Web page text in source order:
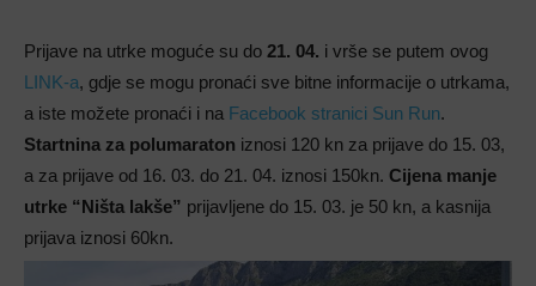
Prijave na utrke moguće su do 21. 04. i vrše se putem ovog
LINK-a, gdje se mogu pronaći sve bitne informacije o utrkama,
a iste možete pronaći i na Facebook stranici Sun Run.
Startnina za polumaraton iznosi 120 kn za prijave do 15. 03,
a za prijave od 16. 03. do 21. 04. iznosi 150kn. Cijena manje
utrke “Ništa lakše” prijavljene do 15. 03. je 50 kn, a kasnija
prijava iznosi 60kn.